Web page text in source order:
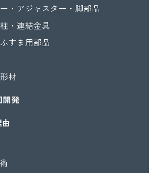
・アジャスター・脚部品
・連結金具
すま用部品
材
開発